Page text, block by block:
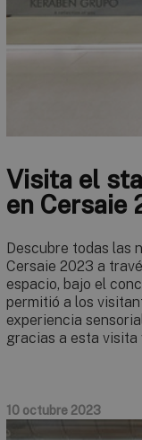
Visita el
en Cersaie
Descubre todas las
Cersaie 2023 a
espacio, bajo el
permitió a los
experiencia
gracias a esta visita
10 octubre 2023